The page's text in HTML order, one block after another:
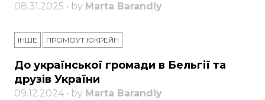
08.31.2025 • by Marta Barandiy
ІНШЕ ПРОМОУТ ЮКРЕЙН
До української громади в Бельгії та
друзів України
09.12.2024 • by Marta Barandiy